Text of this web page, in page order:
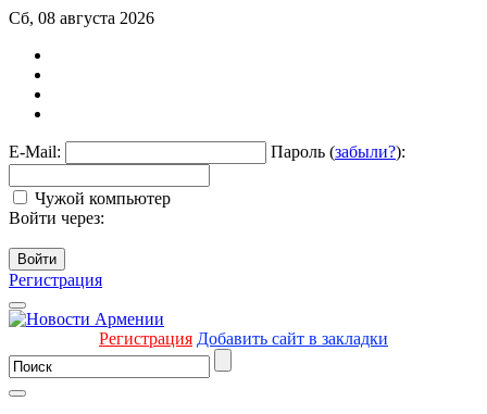
Сб, 08 августа 2026
E-Mail: Пароль (забыли?):
Чужой компьютер
Войти через:
Войти
Регистрация
Регистрация Добавить сайт в закладки